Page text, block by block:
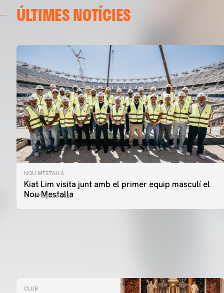
ÚLTIMES NOTÍCIES
NOU MESTALLA
Kiat Lim visita junt amb el primer equip masculí el
Nou Mestalla
07 agosto 2026
CLUB